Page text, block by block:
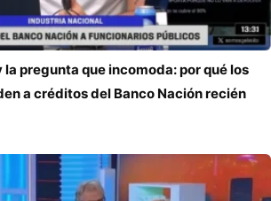
la pregunta que incomoda: por qué los
a créditos del Banco Nación recién